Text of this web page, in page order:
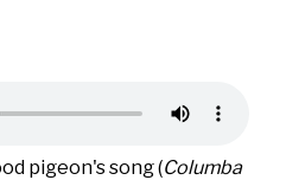
pigeon's song(Columba